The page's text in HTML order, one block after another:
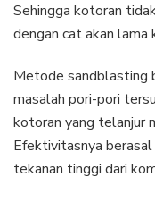
Sehingga kotoran
dengan cat akan lama
Metode sandblasting
masalah pori-pori
kotoran yang telanjur
Efektivitasnya berasal
tekanan tinggi dari